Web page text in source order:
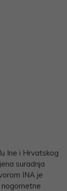
Ine i Hrvatskog
suradnja
INA je